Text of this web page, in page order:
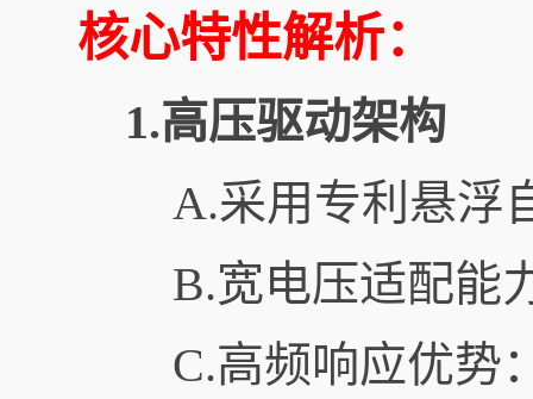
核心特性解析：
1.高压驱动架构
A.采用专利悬浮
B.宽电压适配能
C.高频响应优势